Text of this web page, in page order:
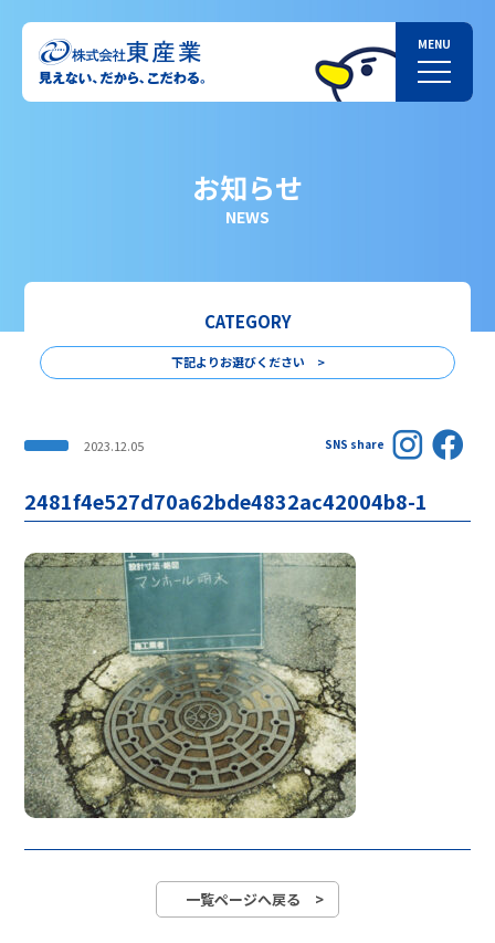
お知らせ
NEWS
CATEGORY
下記よりお選びください >
2023.12.05 SNS share
2481f4e527d70a62bde4832ac42004b8-1
一覧ページへ戻る >